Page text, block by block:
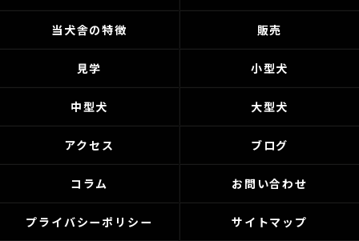
当犬舎の特徴 販売
見学 小型犬
中型犬 大型犬
アクセス ブログ
コラム お問い合わせ
プライバシーポリシー サイトマップ